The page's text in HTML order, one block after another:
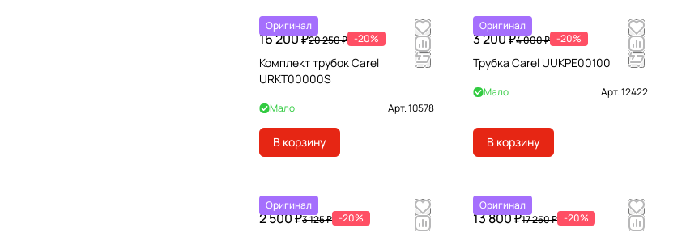
Оригинал
16 200 ₽20 250 ₽ -20%
Комплект трубок Carel
URKT00000S
Мало Арт.10578
В корзину
Оригинал
3 200 ₽4 000 ₽ -20%
Трубка Carel UUKPE00100
Мало Арт.12422
В корзину
Оригинал
2 500 ₽3 125 ₽ -20%
Оригинал
13 800 ₽17 250 ₽ -20%